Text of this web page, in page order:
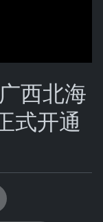
西北海
式开通